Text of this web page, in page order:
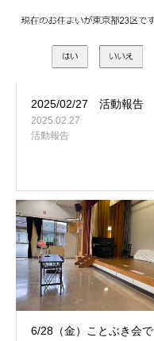
2025/02/27 活動報告
2025.02.27
活動報告
6/28（金）ことぶき会で